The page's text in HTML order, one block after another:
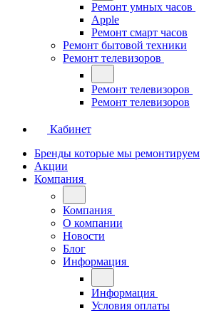
Ремонт умных часов
Apple
Ремонт смарт часов
Ремонт бытовой техники
Ремонт телевизоров
Ремонт телевизоров
Ремонт телевизоров
Кабинет
Бренды которые мы ремонтируем
Акции
Компания
Компания
О компании
Новости
Блог
Информация
Информация
Условия оплаты